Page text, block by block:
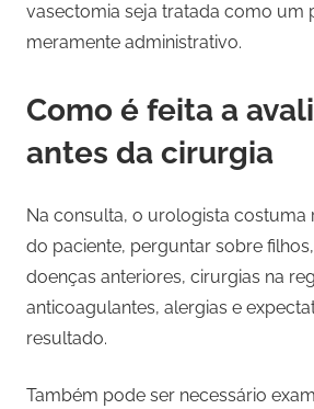
vasectomia seja tratada como um
meramente administrativo.
Como é feita a
antes da cirurgia
Na consulta, o urologista costuma
do paciente, perguntar sobre
doenças anteriores, cirurgias na
anticoagulantes, alergias e
resultado.
Também pode ser necessário